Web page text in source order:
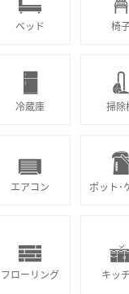
ベッド 椅
冷蔵庫 掃除
エアコン ポット･
フローリング キッ